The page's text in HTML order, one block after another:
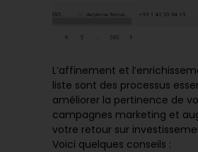
L’affinement et
liste sont des processus
améliorer la pertinence de
campagnes marketing et
votre retour sur
Voici quelques conseils :